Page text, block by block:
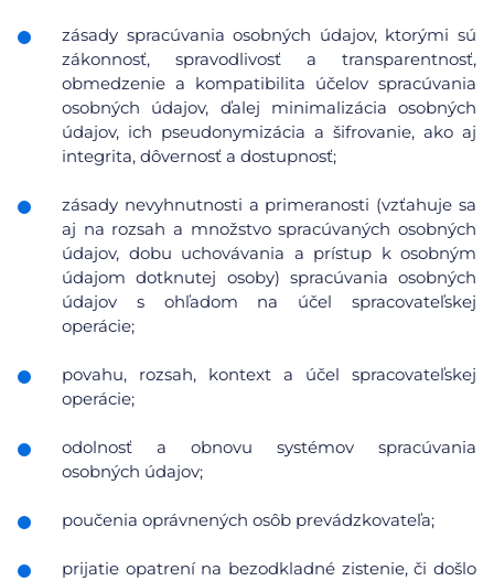
zásady spracúvania osobných údajov, ktorými sú
zákonnosť, spravodlivosť a transparentnosť,
obmedzenie a kompatibilita účelov spracúvania
osobných údajov, ďalej minimalizácia osobných
údajov, ich pseudonymizácia a šifrovanie, ako aj
integrita, dôvernosť a dostupnosť;
zásady nevyhnutnosti a primeranosti (vzťahuje sa
aj na rozsah a množstvo spracúvaných osobných
údajov, dobu uchovávania a prístup k osobným
údajom dotknutej osoby) spracúvania osobných
údajov s ohľadom na účel spracovateľskej
operácie;
povahu, rozsah, kontext a účel spracovateľskej
operácie;
odolnosť a obnovu systémov spracúvania
osobných údajov;
poučenia oprávnených osôb prevádzkovateľa;
prijatie opatrení na bezodkladné zistenie, či došlo